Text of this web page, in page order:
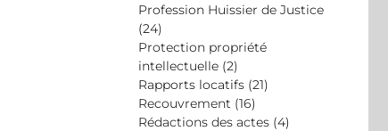
Profession Huissier de Justice
(24)
Protection propriété
intellectuelle (2)
Rapports locatifs (21)
Recouvrement (16)
Rédactions des actes (4)